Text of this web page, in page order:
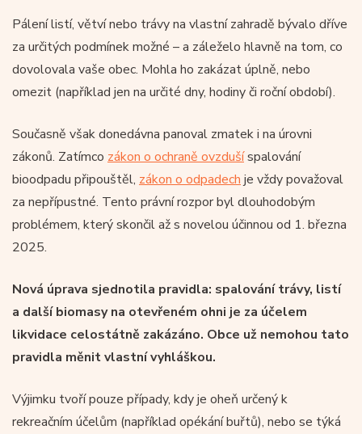
Pálení listí, větví nebo trávy na vlastní zahradě bývalo dříve
za určitých podmínek možné – a záleželo hlavně na tom, co
dovolovala vaše obec. Mohla ho zakázat úplně, nebo
omezit (například jen na určité dny, hodiny či roční období).
Současně však donedávna panoval zmatek i na úrovni
zákonů. Zatímco zákon o ochraně ovzdušíspalování
bioodpadu připouštěl, zákon o odpadech je vždy považoval
za nepřípustné. Tento právní rozpor byl dlouhodobým
problémem, který skončil až s novelou účinnou od 1. března
2025.
Nová úprava sjednotila pravidla: spalování trávy, listí
a další biomasy na otevřeném ohni je za účelem
likvidace celostátně zakázáno. Obce už nemohou tato
pravidla měnit vlastní vyhláškou.
Výjimku tvoří pouze případy, kdy je oheň určený k
rekreačním účelům (například opékání buřtů), nebo se týká